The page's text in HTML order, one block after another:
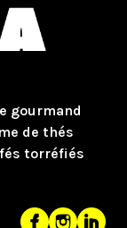
gourmand
de thés
torréfiés